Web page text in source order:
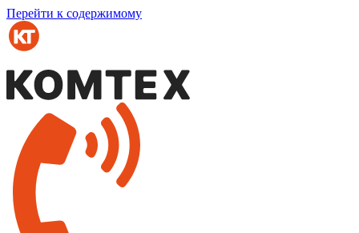
Перейти к содержимому